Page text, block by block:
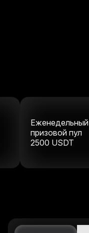
Еженедельный
призовой пул
2500 USDT